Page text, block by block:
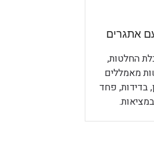
אתגרים
החלטות,
מאמללים
בדידות, פחד